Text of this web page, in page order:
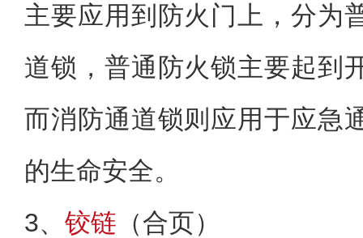
主要应用到防火门上，分为
道锁，普通防火锁主要起到
而消防通道锁则应用于应急
的生命安全。
3、 铰链 （合页）